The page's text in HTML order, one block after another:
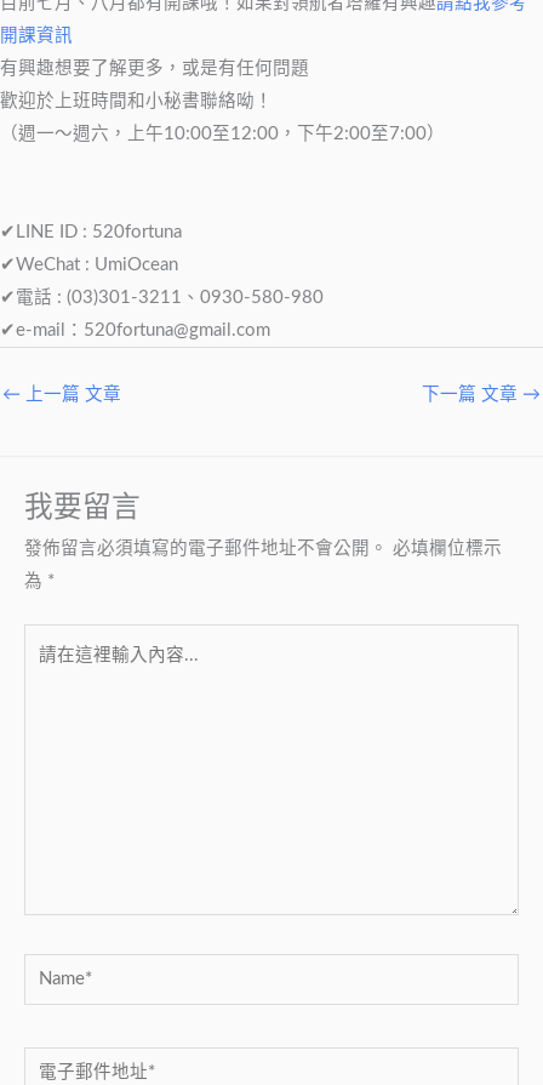
開課資訊
有興趣想要了解更多，或是有任何問題
歡迎於上班時間和小秘書聯絡呦！
（週一～週六，上午10:00至12:00，下午2:00至7:00）
✔LINE ID : 520fortuna
✔WeChat : UmiOcean
✔電話 : (03)301-3211、0930-580-980
✔e-mail： 520fortuna@gmail.com
← 上一篇 文章 下一篇 文章 →
我要留言
發佈留言必須填寫的電子郵件地址不會公開。 必填欄位標示
為 *
Name*
電